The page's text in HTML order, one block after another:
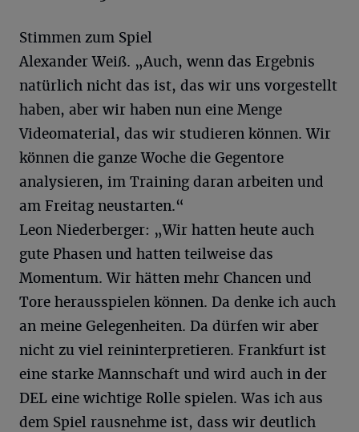
Stimmen zum Spiel
Alexander Weiß. „Auch, wenn das Ergebnis
natürlich nicht das ist, das wir uns vorgestellt
haben, aber wir haben nun eine Menge
Videomaterial, das wir studieren können. Wir
können die ganze Woche die Gegentore
analysieren, im Training daran arbeiten und
am Freitag neustarten.“
Leon Niederberger: „Wir hatten heute auch
gute Phasen und hatten teilweise das
Momentum. Wir hätten mehr Chancen und
Tore herausspielen können. Da denke ich auch
an meine Gelegenheiten. Da dürfen wir aber
nicht zu viel reininterpretieren. Frankfurt ist
eine starke Mannschaft und wird auch in der
DEL eine wichtige Rolle spielen. Was ich aus
dem Spiel rausnehme ist, dass wir deutlich